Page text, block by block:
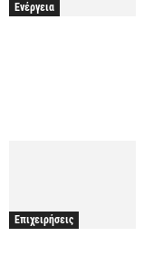
Ενέργεια
Επιχειρήσεις